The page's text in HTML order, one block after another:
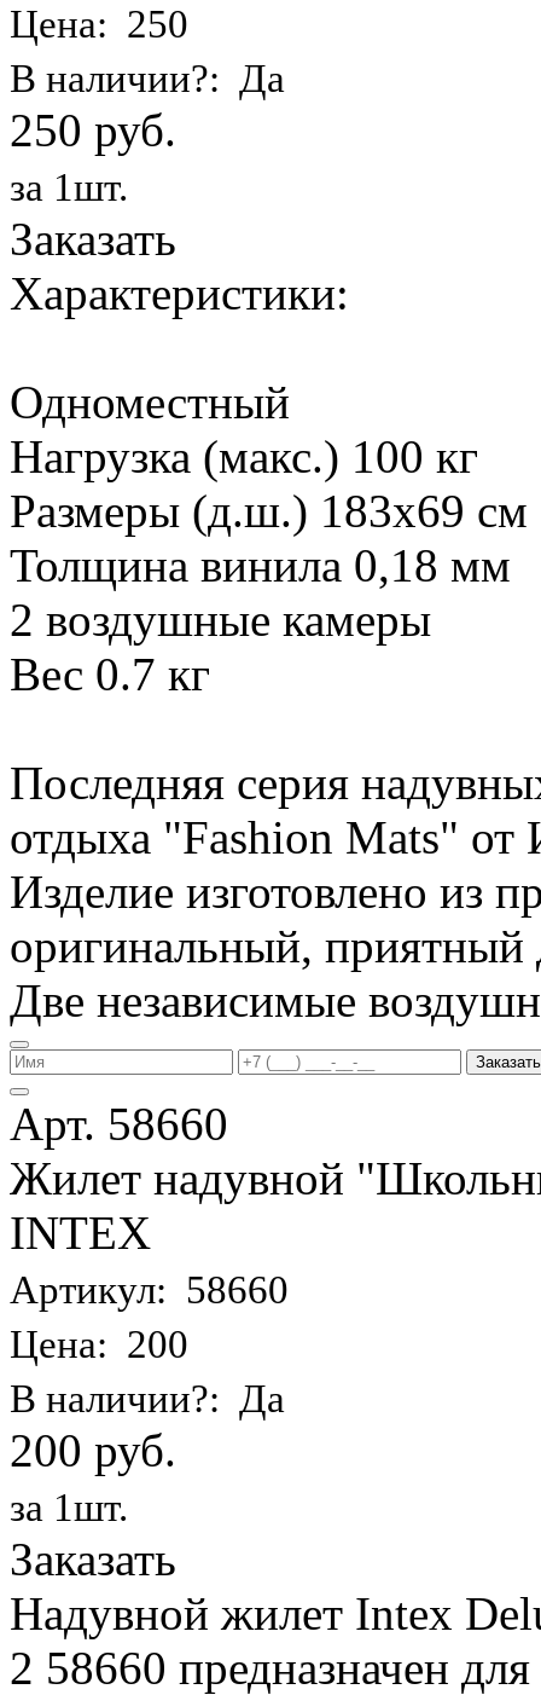
Цена: 250
В наличии?: Да
250 руб.
за 1шт.
Заказать
Характеристики:
Одноместный
Нагрузка (макс.) 100 кг
Размеры (д.ш.) 183х69 см
Толщина винила 0,18 мм
2 воздушные камеры
Вес 0.7 кг
Последняя серия
отдыха "Fashion Mats"
Изделие изготовлено из
оригинальный, приятный
Две независимые
Заказать
Арт. 58660
Жилет надувной
INTEX
Артикул: 58660
Цена: 200
В наличии?: Да
200 руб.
за 1шт.
Заказать
Надувной жилет Intex
2 58660 предназначен